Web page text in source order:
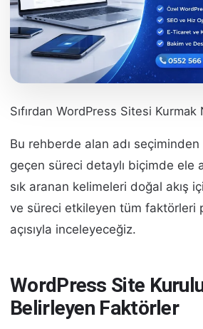
Sıfırdan WordPress Sitesi Kurmak
Bu rehberde alan adı seçiminden
geçen süreci detaylı biçimde ele
sık aranan kelimeleri doğal akış
ve süreci etkileyen tüm faktörleri
açısıyla inceleyeceğiz.
WordPress Site
Belirleyen Faktörler